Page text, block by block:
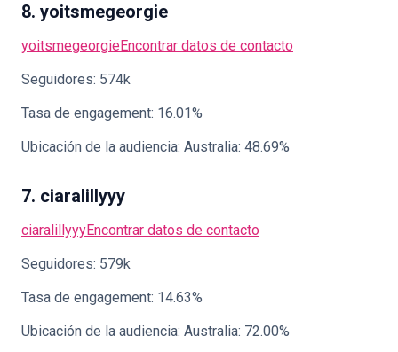
8. yoitsmegeorgie
yoitsmegeorgieEncontrar datos de contacto
Seguidores: 574k
Tasa de engagement: 16.01%
Ubicación de la audiencia: Australia: 48.69%
7. ciaralillyyy
ciaralillyyyEncontrar datos de contacto
Seguidores: 579k
Tasa de engagement: 14.63%
Ubicación de la audiencia: Australia: 72.00%